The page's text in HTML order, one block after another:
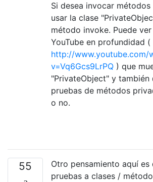
Si desea invocar
usar la clase
método invoke. Puede
YouTube en profundidad (
http://www.youtube.com/
v=Vq6Gcs9LrPQ ) que
"PrivateObject" y también
pruebas de métodos
o no.
55
Otro pensamiento aquí es
pruebas a clases /